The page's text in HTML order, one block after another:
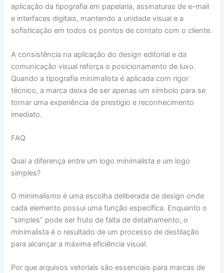
aplicação da tipografia em papelaria, assinaturas de e-mail
e interfaces digitais, mantendo a unidade visual e a
sofisticação em todos os pontos de contato com o cliente.
A consistência na aplicação do design editorial e da
comunicação visual reforça o posicionamento de luxo.
Quando a tipografia minimalista é aplicada com rigor
técnico, a marca deixa de ser apenas um símbolo para se
tornar uma experiência de prestígio e reconhecimento
imediato.
FAQ
Qual a diferença entre um logo minimalista e um logo
simples?
O minimalismo é uma escolha deliberada de design onde
cada elemento possui uma função específica. Enquanto o
“simples” pode ser fruto de falta de detalhamento, o
minimalista é o resultado de um processo de destilação
para alcançar a máxima eficiência visual.
Por que arquivos vetoriais são essenciais para marcas de